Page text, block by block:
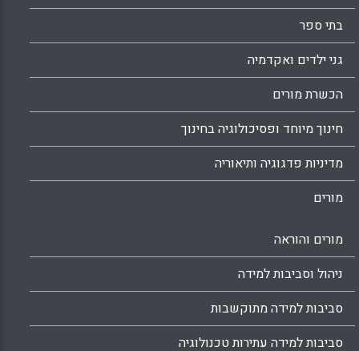
בתי ספר
גני ילדים ואקדמיה
הכשרת מורים
חינוך מיוחד ופסיכולוגיה בחינוך
מדיניות פדגוגיה ותיאוריה
מורים
מורים והוראה
ניהול וסביבות למידה
סביבות למידה מתוקשבות
סביבות למידה עתירות טכנולוגיה